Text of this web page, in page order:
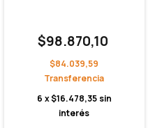
$98.870,10
$84.039,59
6 x$16.478,35 sin
interés